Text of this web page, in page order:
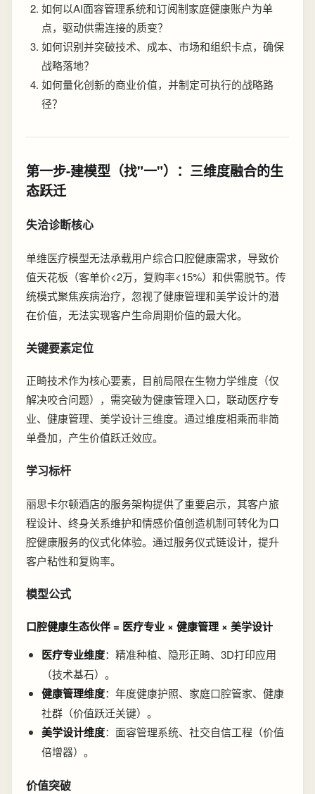
如何以AI面容管理系统和订阅制家庭健康账户为单
点，驱动供需连接的质变？
如何识别并突破技术、成本、市场和组织卡点，确保
战略落地？
如何量化创新的商业价值，并制定可执行的战略路
径？
第一步-建模型（找"一"）：三维度融合的生
态跃迁
失洽诊断核心
单维医疗模型无法承载用户综合口腔健康需求，导致价
值天花板（客单价<2万，复购率<15%）和供需脱节。传
统模式聚焦疾病治疗，忽视了健康管理和美学设计的潜
在价值，无法实现客户生命周期价值的最大化。
关键要素定位
正畸技术作为核心要素，目前局限在生物力学维度（仅
解决咬合问题），需突破为健康管理入口，联动医疗专
业、健康管理、美学设计三维度。通过维度相乘而非简
单叠加，产生价值跃迁效应。
学习标杆
丽思卡尔顿酒店的服务架构提供了重要启示，其客户旅
程设计、终身关系维护和情感价值创造机制可转化为口
腔健康服务的仪式化体验。通过服务仪式链设计，提升
客户粘性和复购率。
模型公式
口腔健康生态伙伴 = 医疗专业 × 健康管理 × 美学设计
医疗专业维度：精准种植、隐形正畸、3D打印应用
（技术基石）。
健康管理维度：年度健康护照、家庭口腔管家、健康
社群（价值跃迁关键）。
美学设计维度：面容管理系统、社交自信工程（价值
倍增器）。
价值突破